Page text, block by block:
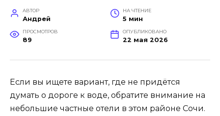
АВТОР
Андрей
НА ЧТЕНИЕ
5 мин
ПРОСМОТРОВ
89
ОПУБЛИКОВАНО
22 мая 2026
Если вы ищете вариант, где не придётся
думать о дороге к воде, обратите внимание на
небольшие частные отели в этом районе Сочи.